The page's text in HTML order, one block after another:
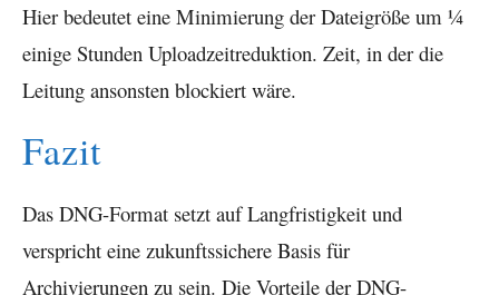
Hier bedeutet eine Minimierung der Dateigröße um ¼
einige Stunden Uploadzeitreduktion. Zeit, in der die
Leitung ansonsten blockiert wäre.
Fazit
Das DNG-Format setzt auf Langfristigkeit und
verspricht eine zukunftssichere Basis für
Archivierungen zu sein. Die Vorteile der DNG-